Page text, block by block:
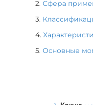
2.Сфера
3.
4.
5.Основные